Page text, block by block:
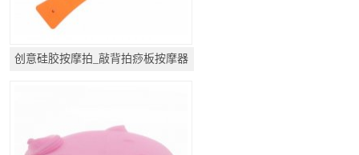
创意硅胶按摩拍_敲背拍痧板按摩器